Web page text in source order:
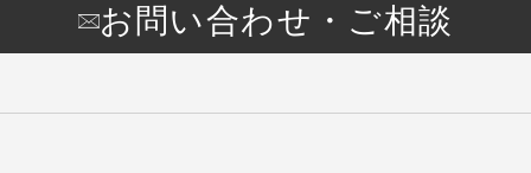
お問い合わせ・ご相談